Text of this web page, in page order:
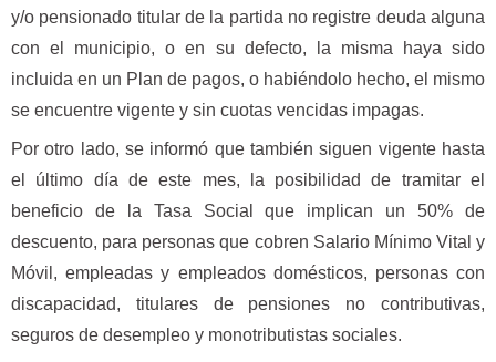
y/o pensionado titular de la partida no registre deuda alguna
con el municipio, o en su defecto, la misma haya sido
incluida en un Plan de pagos, o habiéndolo hecho, el mismo
se encuentre vigente y sin cuotas vencidas impagas.
Por otro lado, se informó que también siguen vigente hasta
el último día de este mes, la posibilidad de tramitar el
beneficio de la Tasa Social que implican un 50% de
descuento, para personas que cobren Salario Mínimo Vital y
Móvil, empleadas y empleados domésticos, personas con
discapacidad, titulares de pensiones no contributivas,
seguros de desempleo y monotributistas sociales.